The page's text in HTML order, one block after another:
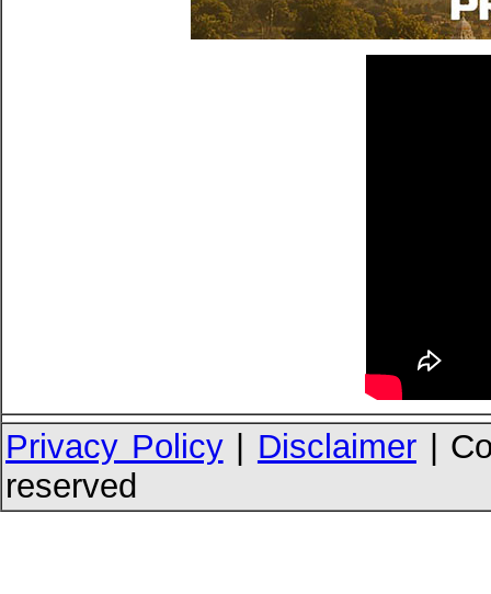
Privacy Policy| Disclaimer|
reserved